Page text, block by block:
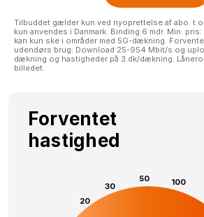
Tilbuddet gælder kun ved nyoprettelse af abo.
kun anvendes i Danmark. Binding 6 mdr. Min. pris:
kan kun ske i områder med 5G-dækning.
udendørs brug: Download 25-954 Mbit/s og
dækning og hastigheder på 3.dk/dækning.
billedet.
Forventet
hastighed
20
30
50
100